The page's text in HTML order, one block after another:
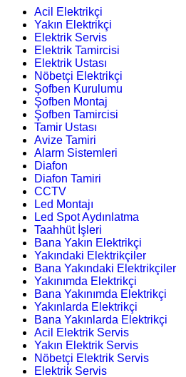
Acil Elektrikçi
Yakın Elektrikçi
Elektrik Servis
Elektrik Tamircisi
Elektrik Ustası
Nöbetçi Elektrikçi
Şofben Kurulumu
Şofben Montaj
Şofben Tamircisi
Tamir Ustası
Avize Tamiri
Alarm Sistemleri
Diafon
Diafon Tamiri
CCTV
Led Montajı
Led Spot Aydınlatma
Taahhüt İşleri
Bana Yakın Elektrikçi
Yakındaki Elektrikçiler
Bana Yakındaki Elektrikçiler
Yakınımda Elektrikçi
Bana Yakınımda Elektrikçi
Yakınlarda Elektrikçi
Bana Yakınlarda Elektrikçi
Acil Elektrik Servis
Yakın Elektrik Servis
Nöbetçi Elektrik Servis
Elektrik Servis